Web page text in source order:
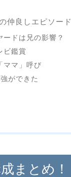
仲良しエピソード
ードは兄の影響？
ビ鑑賞
ママ」呼び
ができた
まとめ！